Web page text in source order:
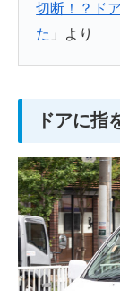
切断！？ド
た 」より
ドアに指